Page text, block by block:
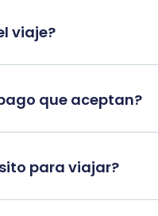
viaje?
que aceptan?
para viajar?